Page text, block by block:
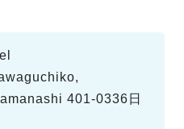
401-0336日